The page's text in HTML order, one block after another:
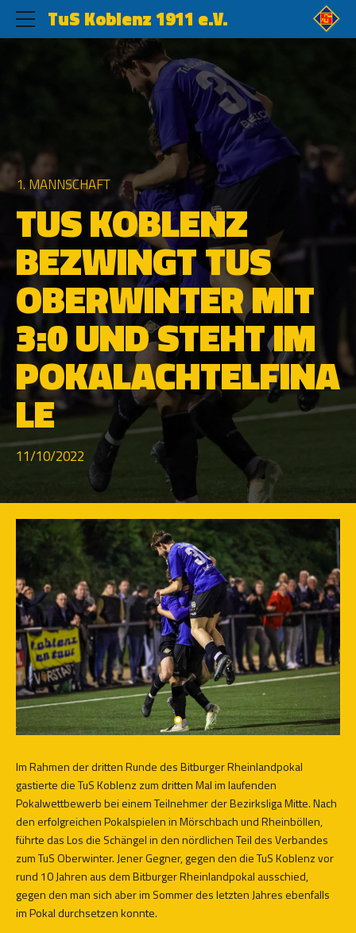
TuS Koblenz 1911 e.V.
1. MANNSCHAFT
TUS KOBLENZ
BEZWINGT TUS
OBERWINTER MIT
3:0 UND STEHT IM
POKALACHTELFINA
LE
11/10/2022
Im Rahmen der dritten Runde des Bitburger Rheinlandpokal
gastierte die TuS Koblenz zum dritten Mal im laufenden
Pokalwettbewerb bei einem Teilnehmer der Bezirksliga Mitte. Nach
den erfolgreichen Pokalspielen in Mörschbach und Rheinböllen,
führte das Los die Schängel in den nördlichen Teil des Verbandes
zum TuS Oberwinter. Jener Gegner, gegen den die TuS Koblenz vor
rund 10 Jahren aus dem Bitburger Rheinlandpokal ausschied,
gegen den man sich aber im Sommer des letzten Jahres ebenfalls
im Pokal durchsetzen konnte.